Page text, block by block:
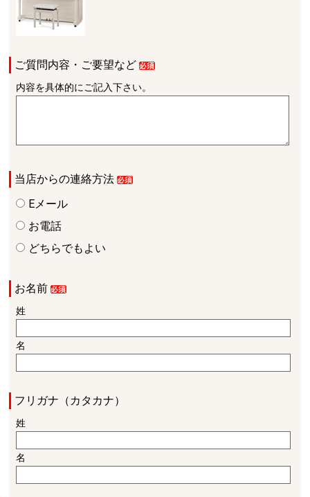
ご質問内容・ご要望など
内容を具体的にご記入下さい。
当店からの連絡方法
Eメール
お電話
どちらでもよい
お名前
姓
名
フリガナ（カタカナ）
姓
名